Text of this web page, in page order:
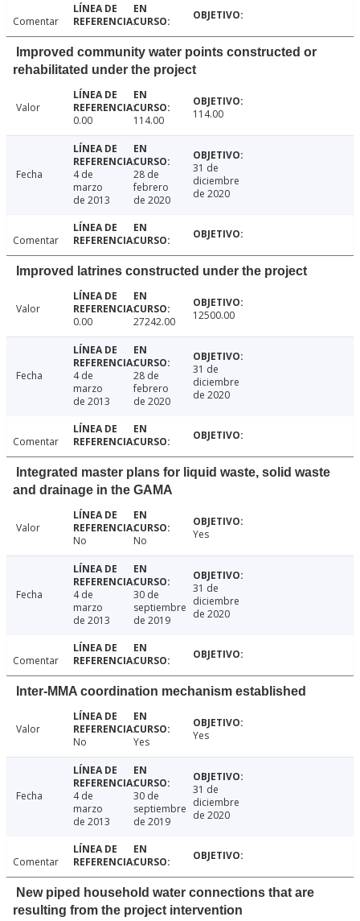
Comentar
Improved community water points constructed or
rehabilitated under the project
Valor
0.00
114.00 114.00
Fecha
4 de
marzo
de 2013
28 de
febrero
de 2020
31 de
diciembre
de 2020
Comentar
Improved latrines constructed under the project
Valor
0.00
27242.00 12500.00
Fecha
4 de
marzo
de 2013
28 de
febrero
de 2020
31 de
diciembre
de 2020
Comentar
Integrated master plans for liquid waste, solid waste
and drainage in the GAMA
Valor
No
No Yes
Fecha
4 de
marzo
de 2013
30 de
septiembre
de 2019
31 de
diciembre
de 2020
Comentar
Inter-MMA coordination mechanism established
Valor
No
Yes Yes
Fecha
4 de
marzo
de 2013
30 de
septiembre
de 2019
31 de
diciembre
de 2020
Comentar
New piped household water connections that are
resulting from the project intervention